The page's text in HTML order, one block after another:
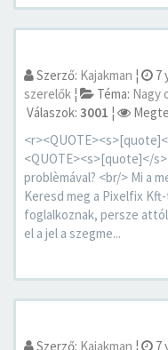
Szerző: Kajakman ¦ 7
szerelők ¦ Téma: Nagy
Válaszok: 3001 ¦
<QUOTE><s>[quote]</
problèmával? <br/> Mi a
Keresd meg a Pixelfix
foglalkoznak, persze
el a jel a szegme...
Szerző: Kajakman ¦ 7